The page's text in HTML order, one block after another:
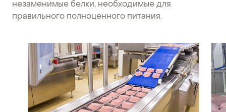
незаменимые белки, необходимые для
правильного полноценного питания.